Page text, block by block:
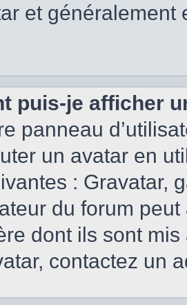
et
puis-je afficher
panneau
un avatar en
: Gravatar,
du forum
dont ils sont
contactez un